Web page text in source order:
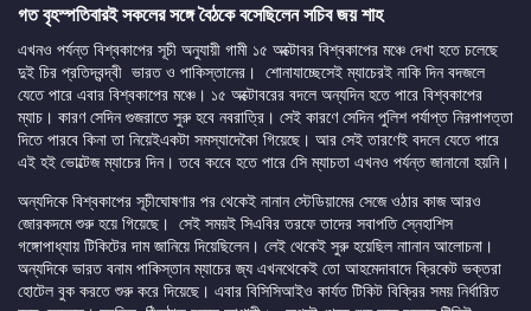
গত বৃহস্পতিবারই সকলের সঙ্গে বৈঠকে বসেছিলেন সচিব জয় শাহ
এখনও পর্যন্ত বিশ্বকাপের সূচী অনুযায়ী গামী ১৫ অক্টোবর বিশ্বকাপের মঞ্চে দেখা হতে চলেছে
দুই চির প্রতিদ্বন্দ্বী ভারত ও পাকিস্তানের। শোনাযাচ্ছেসেই ম্যাচেরই নাকি দিন বদজলে
যেতে পারে এবার বিশ্বকাপের মঞ্চে। ১৫ অক্টোবরের বদলে অন্যদিন হতে পারে বিশ্বকাপের
ম্যাচ। কারণ সেদিন গুজরাতে সুরু হবে নবরাত্রি। সেই কারণে সেদিন পুলিশ পর্যাপ্ত নিরপাপত্তা
দিতে পারবে কিনা তা নিয়েইএকটা সমস্যাদেকৈা গিয়েছে। আর সেই তারণেই বদলে যেতে পারে
এই হই ভোল্টেজ ম্যাচের দিন। তবে কবেে হতে পারে সেি ম্যাচতা এখনও পর্যন্ত জানানো হয়নি।
অন্যদিকে বিশ্বকাপের সূচীঘোষণার পর থেকেই নানান স্টেডিয়ামের সেজে ওঠার কাজ আরও
জোরকদমে শুরু হয়ে গিয়েছে। সেই সময়ই সিএবির তরফে তাদের সবাপতি স্নেহাশিস
গঙ্গোপাধ্যায় টিকিটের দাম জানিয়ে দিয়েছিলেন। লেই থেকেই সুরু হয়েছিল নাানান আলোচনা।
অন্যদিকে ভারত বনাম পাকিস্তান ম্যাচের জ্য এখনথেকেই তো আহমেদাবাদে ক্রিকেট ভক্তরা
হোটেল বুক করতে শুরু করে দিয়েছে। এবার বিসিসিআইও কার্যত টিকিট বিক্রির সময় নির্ধারিত